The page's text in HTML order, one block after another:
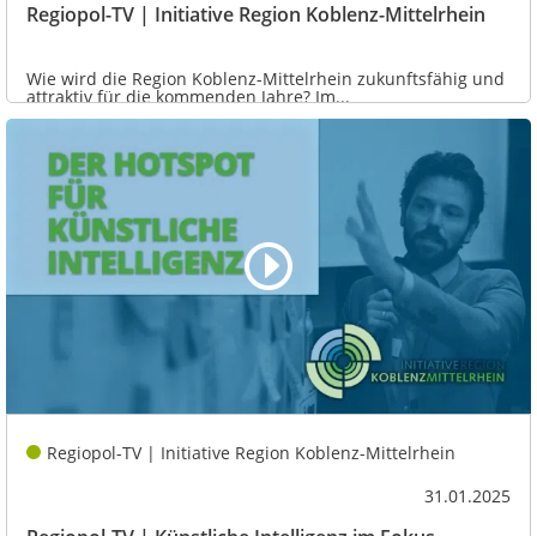
Regiopol-TV | Initiative Region Koblenz-Mittelrhein
Wie wird die Region Koblenz-Mittelrhein zukunftsfähig und
attraktiv für die kommenden Jahre? Im...
Regiopol-TV | Initiative Region Koblenz-Mittelrhein
31.01.2025